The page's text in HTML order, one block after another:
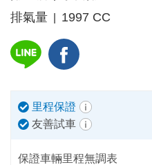
排氣量
1997 CC
里程保證
友善試車
保證車輛里程無調表